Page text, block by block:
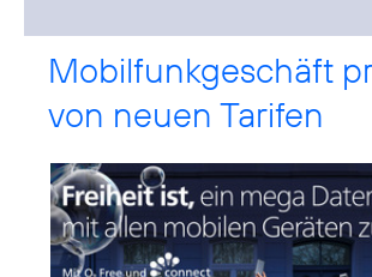
Mobilfunkgeschäft
von neuen Tarifen